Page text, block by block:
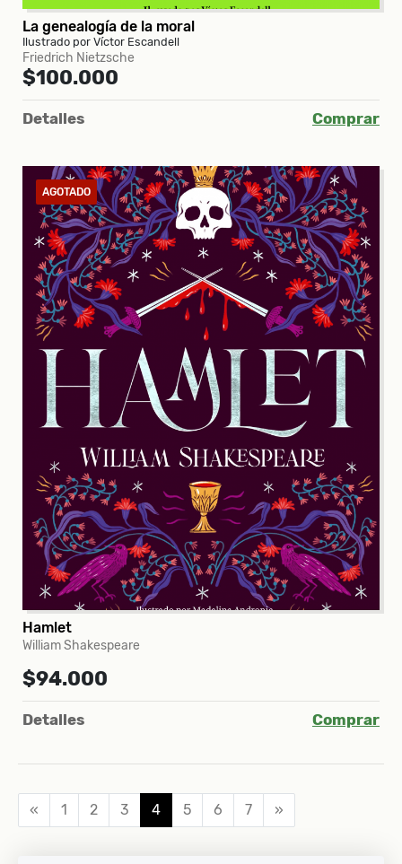
La genealogía de la moral
Ilustrado por Víctor Escandell
Friedrich Nietzsche
$100.000
Detalles Comprar
AGOTADO
Hamlet
William Shakespeare
$94.000
Detalles Comprar
« 1 2 3 4 5 6 7 »